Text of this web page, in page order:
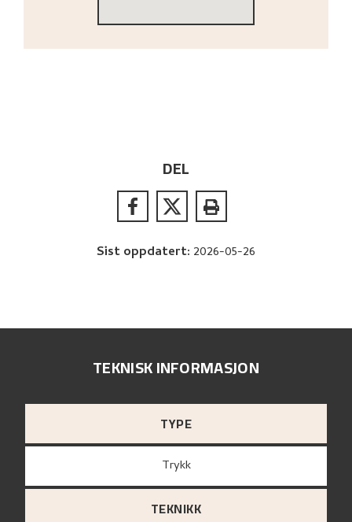
DEL
Sist oppdatert: 2026-05-26
TEKNISK INFORMASJON
TYPE
Trykk
TEKNIKK